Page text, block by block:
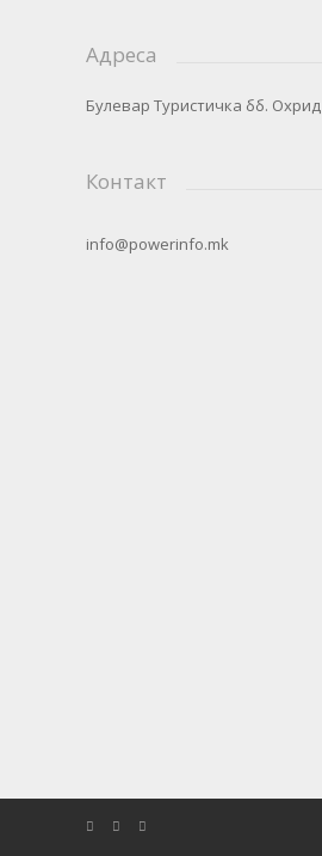
Адреса
Булевар Туристичка бб. Охрид
Контакт
info@powerinfo.mk